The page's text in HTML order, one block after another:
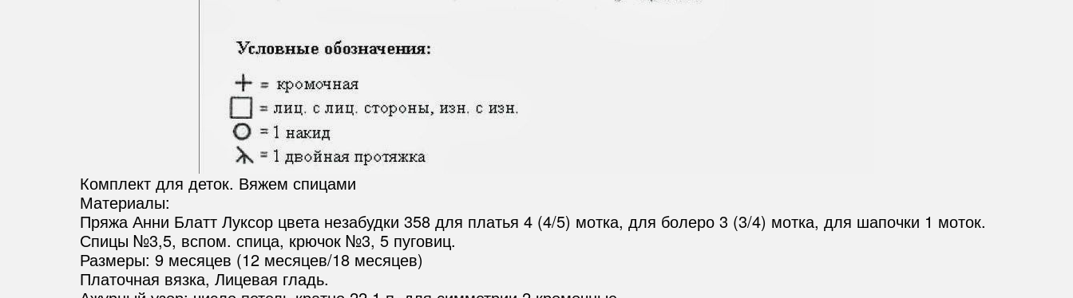
Комплект для деток. Вяжем спицами
Материалы:
Пряжа Анни Блатт Луксор цвета незабудки 358 для платья 4 (4/5) мотка, для болеро 3 (3/4) мотка, для шапочки 1 моток.
Спицы №3,5, вспом. спица, крючок №3, 5 пуговиц.
Размеры: 9 месяцев (12 месяцев/18 месяцев)
Платочная вязка, Лицевая гладь.